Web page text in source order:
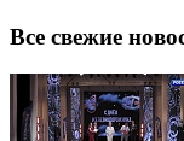
Все свежие